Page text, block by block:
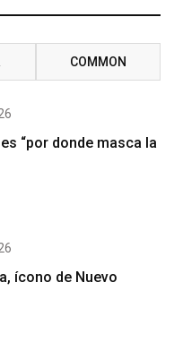
COMMON
“por donde masca la
ícono de Nuevo